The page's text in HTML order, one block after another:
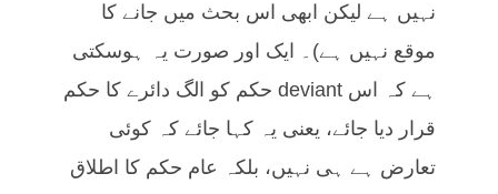
نہیں ہے لیکن ابھی اس بحث میں جانے کا
موقع نہیں ہے)۔ ایک اور صورت یہ ہوسکتی
ہے کہ اس deviant حکم کو الگ دائرے کا حکم
قرار دیا جائے، یعنی یہ کہا جائے کہ کوئی
تعارض ہے ہی نہیں، بلکہ عام حکم کا اطلاق